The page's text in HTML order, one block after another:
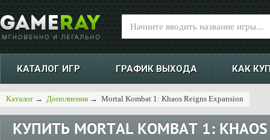
КАТАЛОГ ИГР ГРАФИК ВЫХОДА КАК
Каталог → Дополнения → Mortal Kombat 1: Khaos Reigns Expansion
КУПИТЬ MORTAL KOMBAT 1: